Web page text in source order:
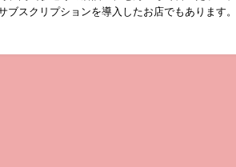
ブスクリプションを導入したお店でもあります